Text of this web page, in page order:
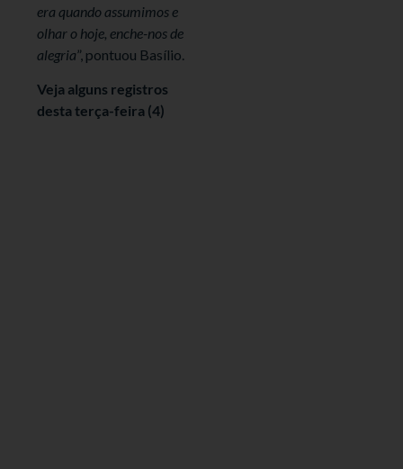
era quando assumimos e
olhar o hoje, enche-nos de
alegria”, pontuou Basílio.
Veja alguns registros
desta terça-feira (4)